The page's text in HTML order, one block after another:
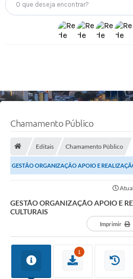
O que deseja encontrar?
Chamamento Público
Editais Chamamento Público
GESTÃO ORGANIZAÇÃO APOIO E
GESTÃO ORGANIZAÇÃO APOIO E
CULTURAIS
Imprimir
1